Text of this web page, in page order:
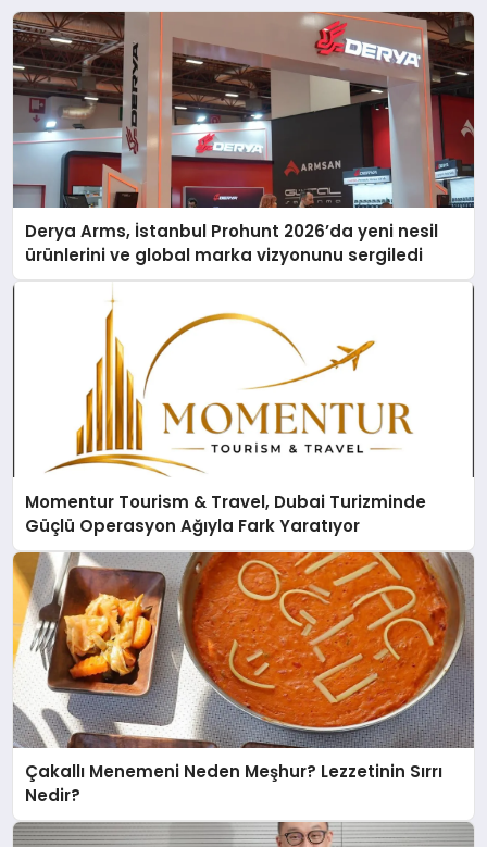
Derya Arms, İstanbul Prohunt 2026’da yeni nesil
ürünlerini ve global marka vizyonunu sergiledi
Momentur Tourism & Travel, Dubai Turizminde
Güçlü Operasyon Ağıyla Fark Yaratıyor
Çakallı Menemeni Neden Meşhur? Lezzetinin Sırrı
Nedir?